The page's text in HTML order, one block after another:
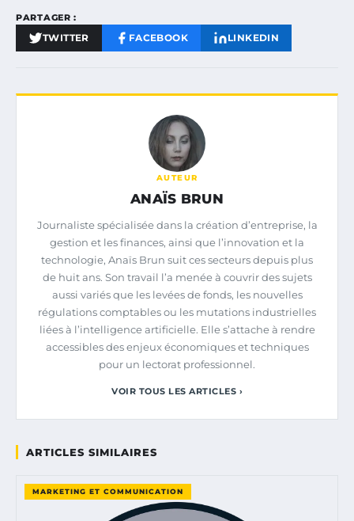
PARTAGER :
TWITTER FACEBOOK LINKEDIN
AUTEUR
ANAÏS BRUN
Journaliste spécialisée dans la création d’entreprise, la
gestion et les finances, ainsi que l’innovation et la
technologie, Anaïs Brun suit ces secteurs depuis plus
de huit ans. Son travail l’a menée à couvrir des sujets
aussi variés que les levées de fonds, les nouvelles
régulations comptables ou les mutations industrielles
liées à l’intelligence artificielle. Elle s’attache à rendre
accessibles des enjeux économiques et techniques
pour un lectorat professionnel.
VOIR TOUS LES ARTICLES ›
ARTICLES SIMILAIRES
MARKETING ET COMMUNICATION